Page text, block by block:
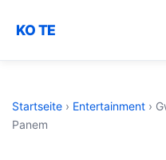
KO TE
Startseite › Entertainment ›
Panem